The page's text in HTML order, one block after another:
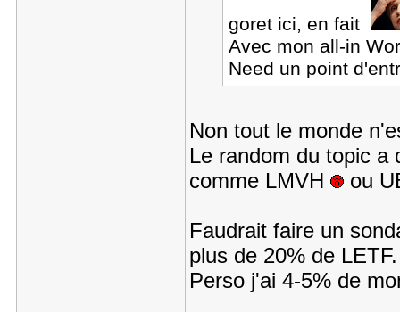
goret ici, en fait
Avec mon all-in
Need un point
Non tout le monde
Le random du topic a
comme LMVH
ou
Faudrait faire un
plus de 20% de LETF.
Perso j'ai 4-5% de